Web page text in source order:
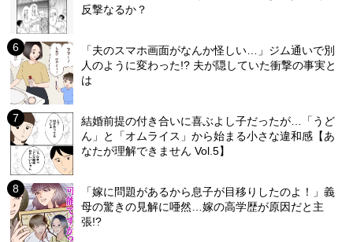
反撃なるか？
「夫のスマホ画面がなんか怪しい…」ジム通いで別
人のように変わった!? 夫が隠していた衝撃の事実と
は
結婚前提の付き合いに喜ぶよし子だったが…「うど
ん」と「オムライス」から始まる小さな違和感【あ
なたが理解できません Vol.5】
「嫁に問題があるから息子が目移りしたのよ！」義
母の驚きの見解に唖然…嫁の高学歴が原因だと主
張!?